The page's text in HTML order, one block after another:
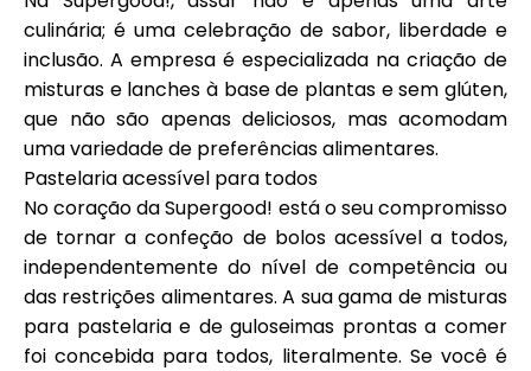
Contacte-nos
Ajuda
Minha Conta
culinária; é uma celebração de sabor, liberdade e
inclusão. A empresa é especializada na criação de
misturas e lanches à base de plantas e sem glúten,
que não são apenas deliciosos, mas acomodam
uma variedade de preferências alimentares.
Pastelaria acessível para todos
No coração da Supergood! está o seu compromisso
de tornar a confeção de bolos acessível a todos,
independentemente do nível de competência ou
das restrições alimentares. A sua gama de misturas
para pastelaria e de guloseimas prontas a comer
foi concebida para todos, literalmente. Se você é